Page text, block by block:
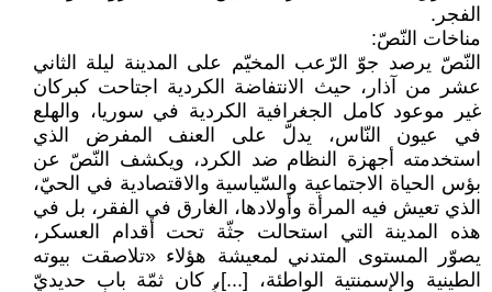
الفجر.
مناخات النّصّ:
النّصّ يرصد جوّ الرّعب المخيّم على المدينة ليلة الثاني
عشر من آذار، حيث الانتفاضة الكردية اجتاحت كبركان
غير موعود كامل الجغرافية الكردية في سوريا، والهلع
في عيون النّاس، يدلّ على العنف المفرض الذي
استخدمته أجهزة النظام ضد الكرد، ويكشف النّصّ عن
بؤس الحياة الاجتماعية والسّياسية والاقتصادية في الحيّ،
الذي تعيش فيه المرأة وأولادها، الغارق في الفقر، بل في
هذه المدينة التي استحالت جثّة تحت أقدام العسكر،
يصوّر المستوى المتدني لمعيشة هؤلاء «تلاصقت بيوته
الطينية والإسمنتية الواطئة، [...]، كان ثمّة باب حديديّ